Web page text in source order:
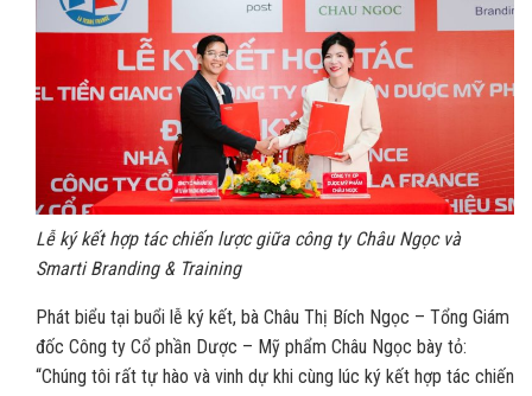
Lễ ký kết hợp tác chiến lược giữa công ty Châu Ngọc và
Smarti Branding & Training
Phát biểu tại buổi lễ ký kết, bà Châu Thị Bích Ngọc – Tổng Giám
đốc Công ty Cổ phần Dược – Mỹ phẩm Châu Ngọc bày tỏ:
“Chúng tôi rất tự hào và vinh dự khi cùng lúc ký kết hợp tác chiến